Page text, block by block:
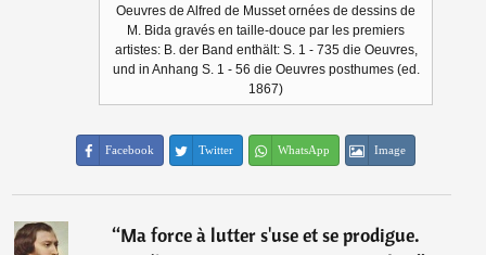
Oeuvres de Alfred de Musset ornées de dessins de
M. Bida gravés en taille-douce par les premiers
artistes: B. der Band enthält: S. 1 - 735 die Oeuvres,
und in Anhang S. 1 - 56 die Oeuvres posthumes (ed.
1867)
Facebook Twitter WhatsApp Image
“Ma force à lutter s'use et se prodigue.